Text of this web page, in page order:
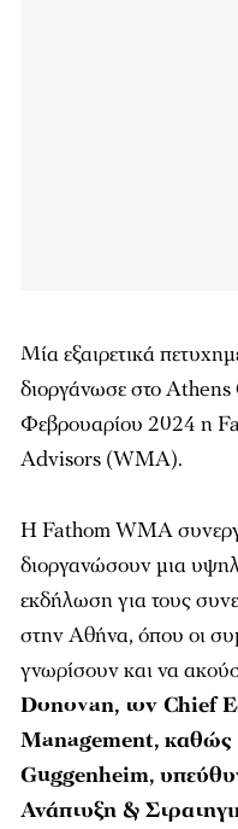
Μία εξαιρετικά
διοργάνωσε στο
Φεβρουαρίου 2024 η
Advisors (WMA).
Η Fathom WMA
διοργανώσουν μια
εκδήλωση για τους
στην Αθήνα, όπου οι
γνωρίσουν και να
Donovan, τον Chief
Management, καθώς
Guggenheim,
Ανάπτυξη &